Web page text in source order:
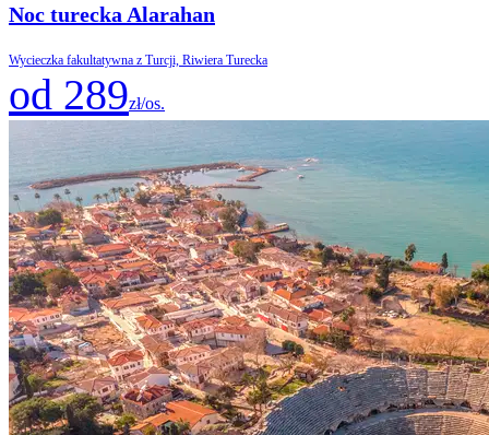
Noc turecka Alarahan
Wycieczka fakultatywna z Turcji, Riwiera Turecka
od 289zł/os.